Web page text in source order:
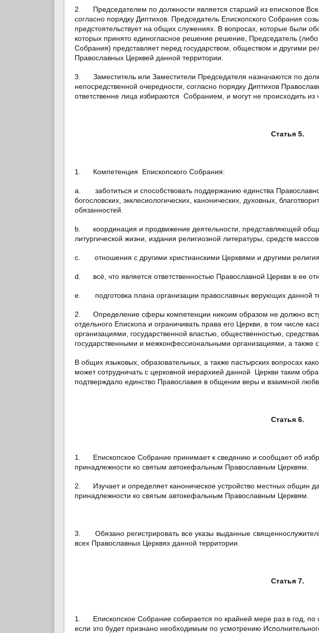
2. Председателем по должности является старший из епископов
согласно порядку Диптихов. Председатель Епископского Собрания
предстоятельствует на общих служениях. В вопросах, которые были
которых принято единогласное решение решение, Председатель
Собрания) представляет перед государством, обществом и другими
Православных Церквей данной территории.
3. Заместитель или Заместители Председателя назначаются по
непосредственной очередности, согласно порядку Диптихов
ответственне лица избираются Собранием, и могут не происходить из
Статья 5.
1. Компетенция Епископского Собрания:
a. заботиться и способствовать поддержанию единства
богословских, экклесиологических, канонических, духовных,
обязанностей.
b. координация и продвижение деятельности, представляющей
литургической жизни, издания религиозной литературы, средств
c. отношения с другими христианскими Церквями и другими
d. всё, что является ответственностью Православной Церкви в ее
e. подготовка плана организации православных верующих данной
2. Определение сферы компетенции никоим образом не должно
отдельного Епископа и ограничивать права его Церкви, в том числе
организациями, государственной властью, общественностью,
государственными и межконфессиональными организациями, а также
В общих языковых, образовательных, а также пастырских вопросах
может сотрудничать с церковной иерархией данной Церкви таким
подтверждало единство Православия в общении веры и взаимной
Статья 6.
1. Епископское Собрание принимает к сведению и сообщает об
принадлежности ко святым автокефальным Православным Церквям.
2. Изучает и определяет каноническое устройство местных общин
принадлежности ко святым автокефальным Православным Церквям.
3. Обязано регистрировать все указы выданные
всех Православных Церквях данной территории.
Статья 7.
1. Епископское Собрание собирается по крайней мере раз в год, по
если это будет признано необходимым по усмотрению